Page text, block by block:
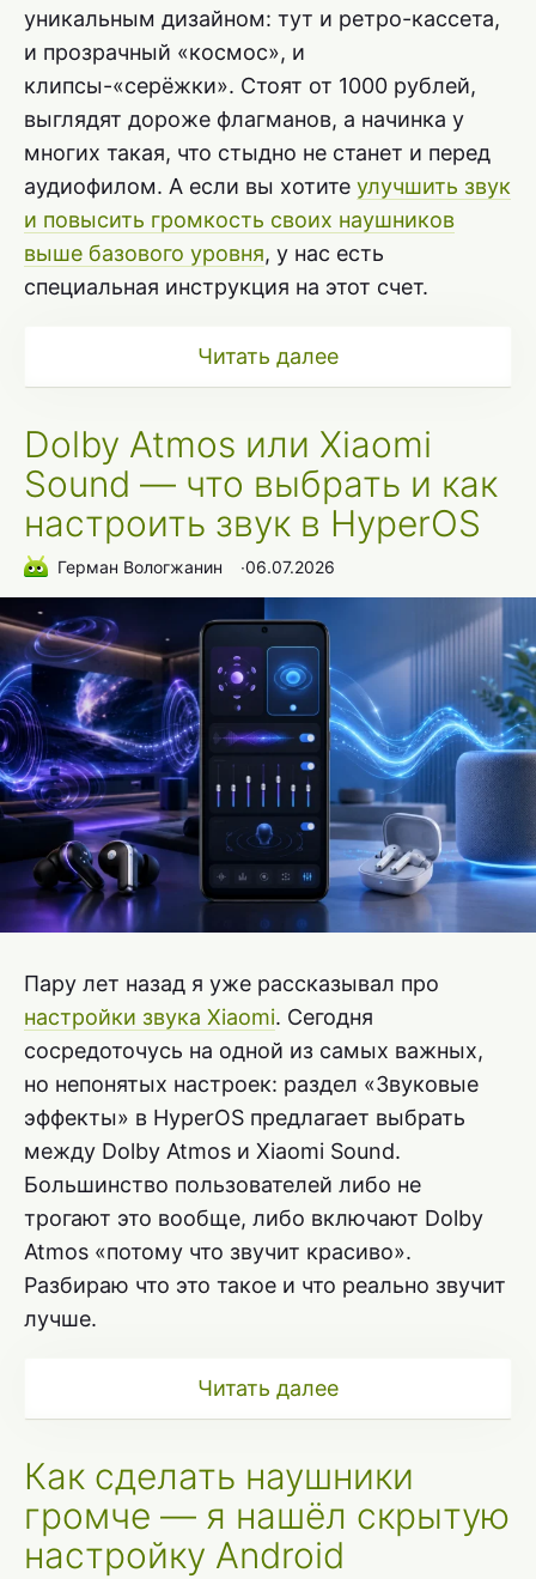
уникальным дизайном: тут и ретро-кассета,
и прозрачный «космос», и
клипсы-«серёжки». Стоят от 1000 рублей,
выглядят дороже флагманов, а начинка у
многих такая, что стыдно не станет и перед
аудиофилом. А если вы хотите улучшить звук
и повысить громкость своих наушников
выше базового уровня, у нас есть
специальная инструкция на этот счет.
Читать далее
Dolby Atmos или Xiaomi
Sound — что выбрать и как
настроить звук в HyperOS
Герман Вологжанин ∙06.07.2026
Пару лет назад я уже рассказывал про
настройки звука Xiaomi. Сегодня
сосредоточусь на одной из самых важных,
но непонятых настроек: раздел «Звуковые
эффекты» в HyperOS предлагает выбрать
между Dolby Atmos и Xiaomi Sound.
Большинство пользователей либо не
трогают это вообще, либо включают Dolby
Atmos «потому что звучит красиво».
Разбираю что это такое и что реально звучит
лучше.
Читать далее
Как сделать наушники
громче — я нашёл скрытую
настройку Android